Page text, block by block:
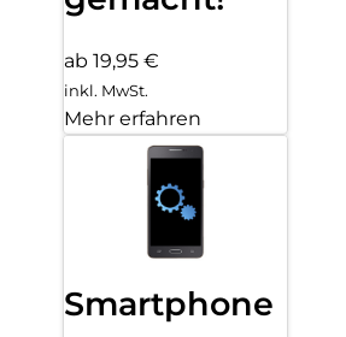
ab 19,95 €
inkl. MwSt.
Mehr erfahren
Smartphone